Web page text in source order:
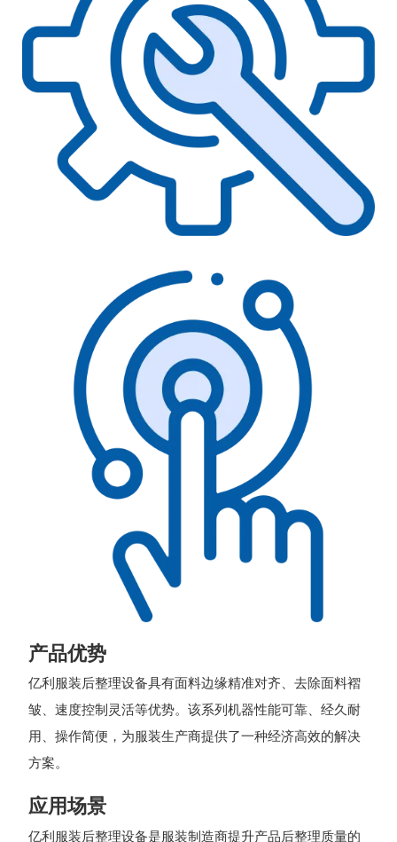
产品优势
亿利服装后整理设备具有面料边缘精准对齐、去除面料褶
皱、速度控制灵活等优势。该系列机器性能可靠、经久耐
用、操作简便，为服装生产商提供了一种经济高效的解决
方案。
应用场景
亿利服装后整理设备是服装制造商提升产品后整理质量的